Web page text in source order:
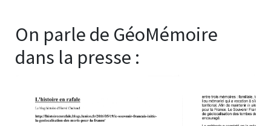
On parle de GéoMémoire
dans la presse :